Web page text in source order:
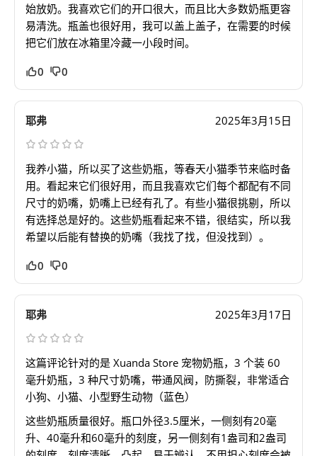
始放奶。我喜欢它们的开口很大，而且比大多数奶瓶更容
易清洗。瓶盖也很好用，我可以盖上盖子，在需要的时候
把它们放在冰箱里冷藏一小段时间。
0 0
耶弗 2025年3月15日
我养小猫，所以买了这些奶瓶，等春天小猫季节来临时备
用。看起来它们很好用，而且我喜欢它们每个都配有不同
尺寸的奶嘴，奶嘴上已经有孔了。有些小猫很挑剔，所以
有选择总是好的。这些奶瓶看起来不错，很结实，所以我
希望以后能有替换的奶嘴（我找了找，但没找到）。
0 0
耶弗 2025年3月17日
这篇评论针对的是 Xuanda Store 宠物奶瓶，3 个装 60
毫升奶瓶，3 种尺寸奶嘴，带通风阀，防撕裂，非常适合
小狗、小猫、小型野生动物（蓝色）
这些奶瓶质量很好。瓶口外径3.5厘米，一侧刻有20毫
升、40毫升和60毫升的刻度，另一侧刻有1盎司和2盎司